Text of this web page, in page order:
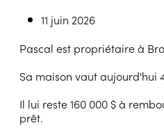
11 juin 2026
Pascal est propriétaire à
Sa maison vaut aujourd'hui
Il lui reste 160 000 $ à
prêt.